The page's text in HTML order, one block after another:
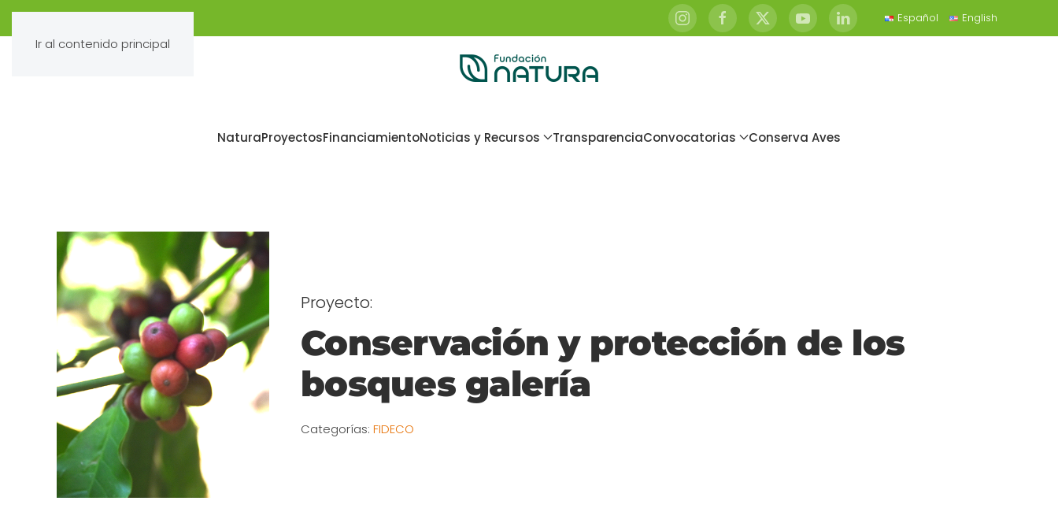
Ir al contenido principal
Español English
NaturaProyectosFinanciamientoNoticias y Recursos TransparenciaConvocatorias Conserva Aves
Proyecto:
Conservación y protección de los
bosques galería
Categorías: FIDECO